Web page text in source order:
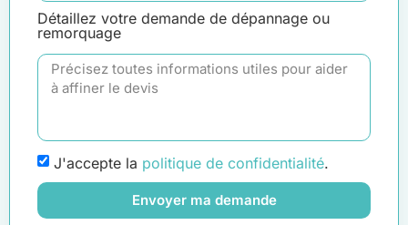
Détaillez votre demande de dépannage ou
remorquage
J'accepte la politique de confidentialité.
Envoyer ma demande